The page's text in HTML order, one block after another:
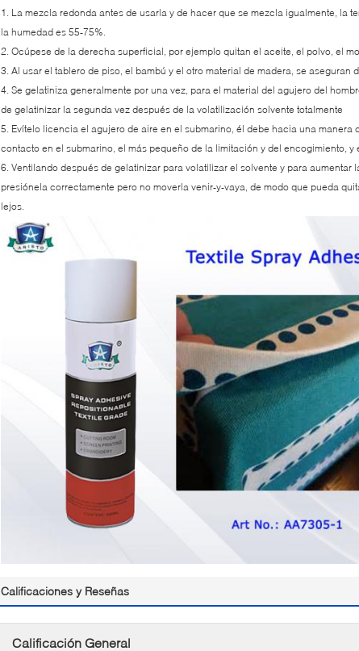
1. La mezcla redonda antes de usarla y de hacer que se mezcla igualmente, la
la humedad es 55-75%.
2. Ocúpese de la derecha superficial, por ejemplo quitan el aceite, el polvo, el
3. Al usar el tablero de piso, el bambú y el otro material de madera, se
4. Se gelatiniza generalmente por una vez, para el material del agujero del
de gelatinizar la segunda vez después de la volatilización solvente totalmente
5. Evítelo licencia el agujero de aire en el submarino, él debe hacia una
contacto en el submarino, el más pequeño de la limitación y del encogimiento, y
6. Ventilando después de gelatinizar para volatilizar el solvente y para
presiónela correctamente pero no moverla venir-y-vaya, de modo que pueda
lejos.
Calificaciones y Reseñas
Calificación General